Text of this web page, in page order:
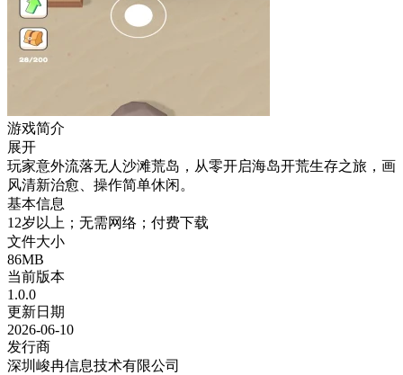
游戏简介
展开
玩家意外流落无人沙滩荒岛，从零开启海岛开荒生存之旅，画
风清新治愈、操作简单休闲。
基本信息
12岁以上；无需网络；付费下载
文件大小
86MB
当前版本
1.0.0
更新日期
2026-06-10
发行商
深圳峻冉信息技术有限公司